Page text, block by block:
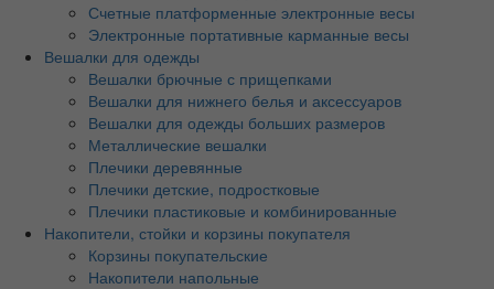
Счетные платформенные электронные весы
Электронные портативные карманные весы
Вешалки для одежды
Вешалки брючные с прищепками
Вешалки для нижнего белья и аксессуаров
Вешалки для одежды больших размеров
Металлические вешалки
Плечики деревянные
Плечики детские, подростковые
Плечики пластиковые и комбинированные
Накопители, стойки и корзины покупателя
Корзины покупательские
Накопители напольные